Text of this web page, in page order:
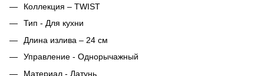
Коллекция – TWIST
Тип - Для кухни
Длина излива – 24 см
Управление - Однорычажный
Материал - Латунь